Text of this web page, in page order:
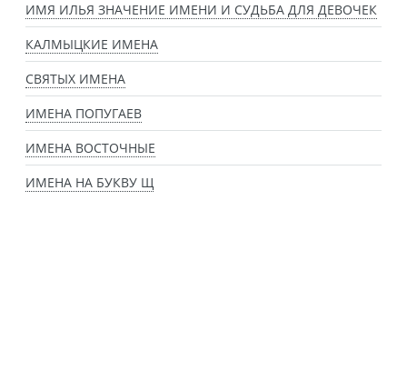
ИМЯ ИЛЬЯ ЗНАЧЕНИЕ ИМЕНИ И СУДЬБА ДЛЯ ДЕВОЧЕК
КАЛМЫЦКИЕ ИМЕНА
СВЯТЫХ ИМЕНА
ИМЕНА ПОПУГАЕВ
ИМЕНА ВОСТОЧНЫЕ
ИМЕНА НА БУКВУ Щ